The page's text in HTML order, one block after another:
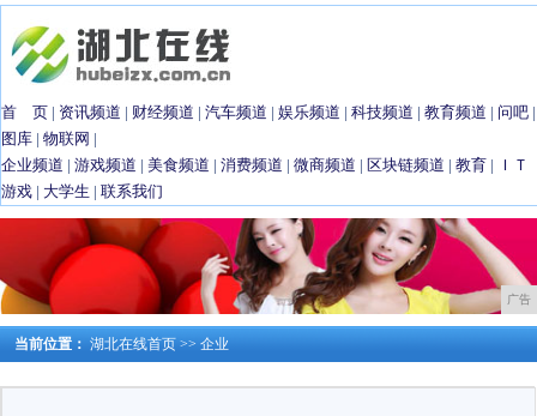
首 页 | 资讯频道 | 财经频道 | 汽车频道 | 娱乐频道 | 科技频道 | 教育频道 | 问吧 |
图库 | 物联网 |
企业频道 | 游戏频道 | 美食频道 | 消费频道 | 微商频道 | 区块链频道 | 教育 |
ＩＴ
游戏 | 大学生 | 联系我们
广告
当前位置： 湖北在线首页 >> 企业